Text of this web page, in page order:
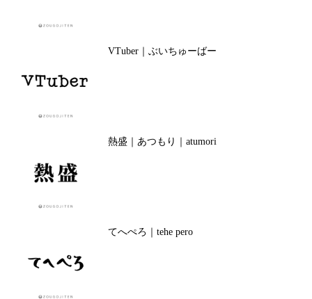
VTuber｜ぶいちゅーばー
熱盛｜あつもり｜atumori
てへぺろ｜tehe pero